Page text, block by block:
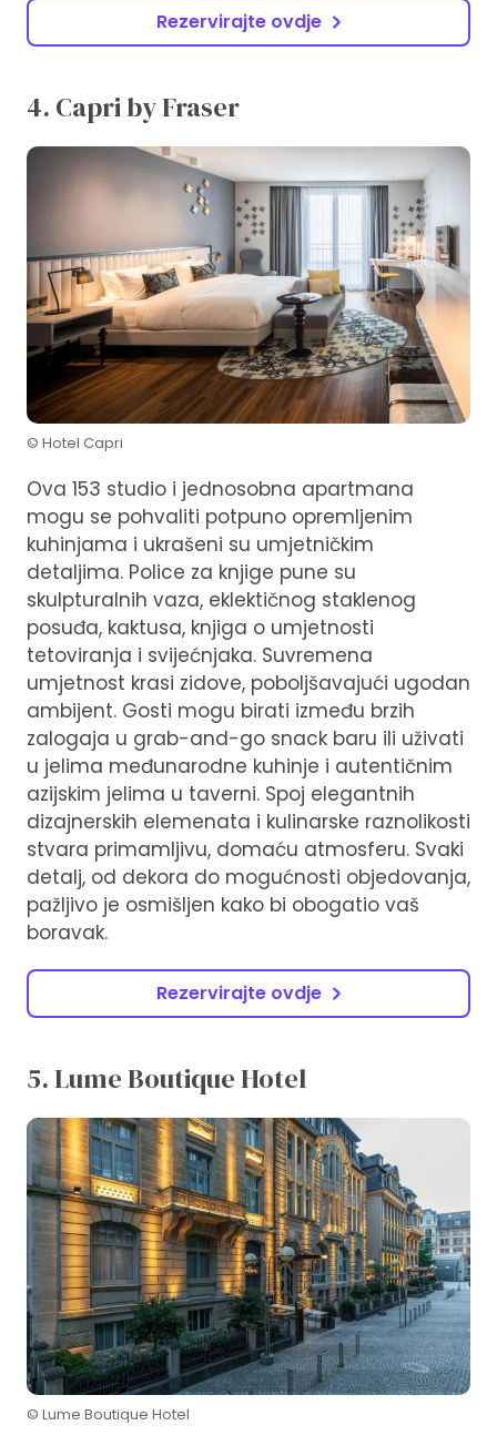
Rezervirajte ovdje
4. Capri by Fraser
© Hotel Capri
Ova 153 studio i jednosobna apartmana
mogu se pohvaliti potpuno opremljenim
kuhinjama i ukrašeni su umjetničkim
detaljima. Police za knjige pune su
skulpturalnih vaza, eklektičnog staklenog
posuđa, kaktusa, knjiga o umjetnosti
tetoviranja i svijećnjaka. Suvremena
umjetnost krasi zidove, poboljšavajući ugodan
ambijent. Gosti mogu birati između brzih
zalogaja u grab-and-go snack baru ili uživati ​​
u jelima međunarodne kuhinje i autentičnim
azijskim jelima u taverni. Spoj elegantnih
dizajnerskih elemenata i kulinarske raznolikosti
stvara primamljivu, domaću atmosferu. Svaki
detalj, od dekora do mogućnosti objedovanja,
pažljivo je osmišljen kako bi obogatio vaš
boravak.
Rezervirajte ovdje
5. Lume Boutique Hotel
© Lume Boutique Hotel